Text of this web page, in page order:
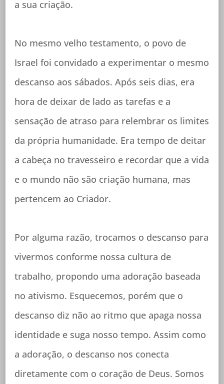
a sua criação.
No mesmo velho testamento, o povo de
Israel foi convidado a experimentar o mesmo
descanso aos sábados. Após seis dias, era
hora de deixar de lado as tarefas e a
sensação de atraso para relembrar os limites
da própria humanidade. Era tempo de deitar
a cabeça no travesseiro e recordar que a vida
e o mundo não são criação humana, mas
pertencem ao Criador.
Por alguma razão, trocamos o descanso para
vivermos conforme nossa cultura de
trabalho, propondo uma adoração baseada
no ativismo. Esquecemos, porém que o
descanso diz não ao ritmo que apaga nossa
identidade e suga nosso tempo. Assim como
a adoração, o descanso nos conecta
diretamente com o coração de Deus. Somos